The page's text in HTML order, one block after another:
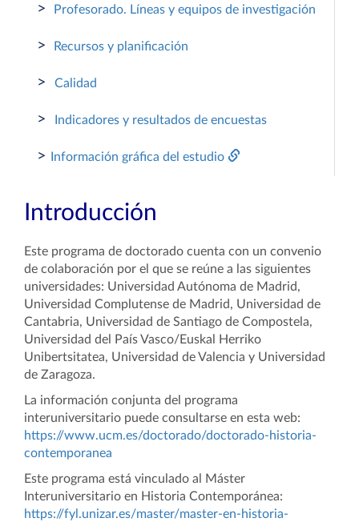
> Profesorado. Líneas y equipos de investigación
> Recursos y planificación
> Calidad
> Indicadores y resultados de encuestas
> Información gráfica del estudio
Introducción
Este programa de doctorado cuenta con un convenio
de colaboración por el que se reúne a las siguientes
universidades: Universidad Autónoma de Madrid,
Universidad Complutense de Madrid, Universidad de
Cantabria, Universidad de Santiago de Compostela,
Universidad del País Vasco/Euskal Herriko
Unibertsitatea, Universidad de Valencia y Universidad
de Zaragoza.
La información conjunta del programa
interuniversitario puede consultarse en esta web:
https://www.ucm.es/doctorado/doctorado-historia-
contemporanea
Este programa está vinculado al Máster
Interuniversitario en Historia Contemporánea:
https://fyl.unizar.es/master/master-en-historia-